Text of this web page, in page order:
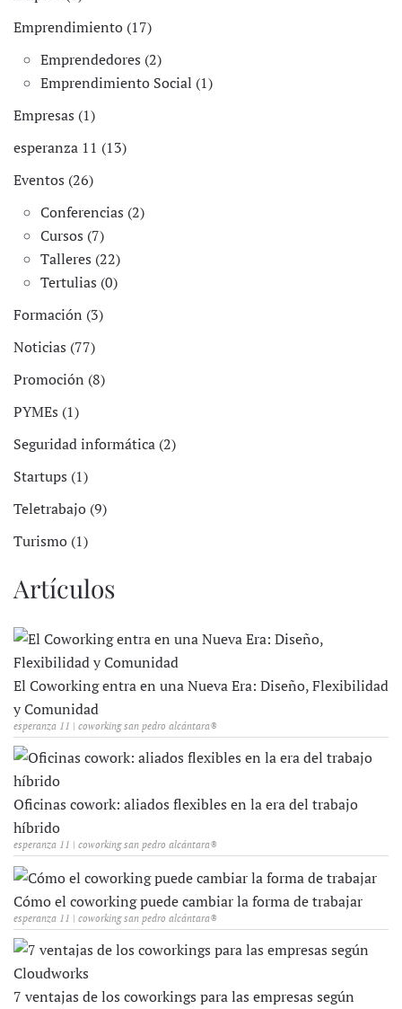
Emprendimiento (17)
Emprendedores (2)
Emprendimiento Social (1)
Empresas (1)
esperanza 11 (13)
Eventos (26)
Conferencias (2)
Cursos (7)
Talleres (22)
Tertulias (0)
Formación (3)
Noticias (77)
Promoción (8)
PYMEs (1)
Seguridad informática (2)
Startups (1)
Teletrabajo (9)
Turismo (1)
Artículos
El Coworking entra en una Nueva Era: Diseño, Flexibilidad
y Comunidad
esperanza 11 | coworking san pedro alcántara®
Oficinas cowork: aliados flexibles en la era del trabajo
híbrido
esperanza 11 | coworking san pedro alcántara®
Cómo el coworking puede cambiar la forma de trabajar
esperanza 11 | coworking san pedro alcántara®
7 ventajas de los coworkings para las empresas según